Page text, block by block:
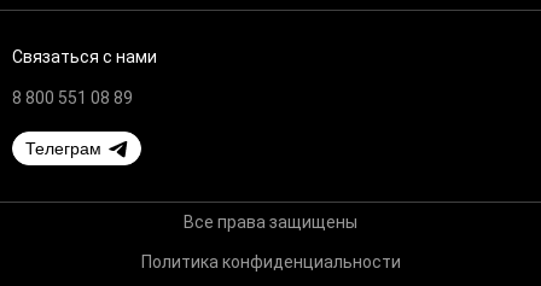
Связаться с нами
8 800 551 08 89
Телеграм
Все права защищены
Политика конфиденциальности